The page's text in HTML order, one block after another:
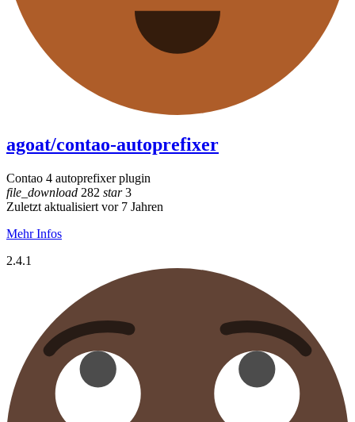
agoat/contao-autoprefixer
Contao 4 autoprefixer plugin
file_download 282 star3
Zuletzt aktualisiert vor 7 Jahren
Mehr Infos
2.4.1